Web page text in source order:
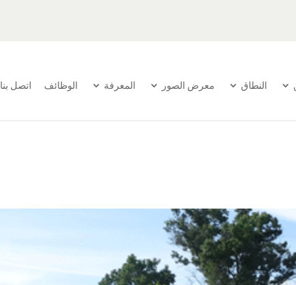
النطاق معرض الصور المعرفة الوظائف اتصل بنا